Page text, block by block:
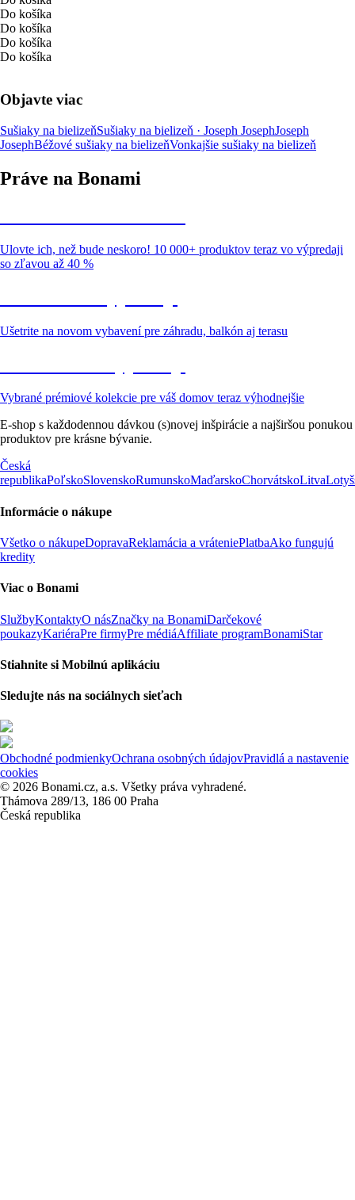
Do košíka
Do košíka
Do košíka
Do košíka
Objavte viac
Sušiaky na bielizeňSušiaky na bielizeň · Joseph JosephJoseph
JosephBéžové sušiaky na bielizeňVonkajšie sušiaky na bielizeň
Práve na Bonami
Ulovte ich, než bude neskoro! 10 000+ produktov teraz vo výpredaji
so zľavou až 40 %
Ušetrite na novom vybavení pre záhradu, balkón aj terasu
Vybrané prémiové kolekcie pre váš domov teraz výhodnejšie
E-shop s každodennou dávkou (s)novej inšpirácie a najširšou ponukou
produktov pre krásne bývanie.
Česká
republikaPoľskoSlovenskoRumunskoMaďarskoChorvátskoLitva
Informácie o nákupe
Všetko o nákupeDopravaReklamácia a vráteniePlatbaAko fungujú
kredity
Viac o Bonami
SlužbyKontaktyO násZnačky na BonamiDarčekové
poukazyKariéraPre firmyPre médiáAffiliate programBonamiStar
Stiahnite si Mobilnú aplikáciu
Sledujte nás na sociálnych sieťach
Obchodné podmienkyOchrana osobných údajovPravidlá a nastavenie
cookies
© 2026 Bonami.cz, a.s. Všetky práva vyhradené.
Thámova 289/13, 186 00 Praha
Česká republika